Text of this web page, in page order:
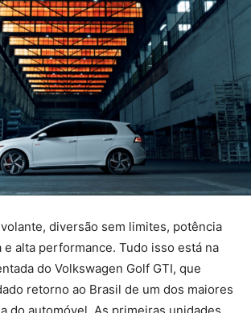
diversão sem limites, potência
alta performance. Tudo isso está na
do Volkswagen Golf GTI, que
retorno ao Brasil de um dos maiores